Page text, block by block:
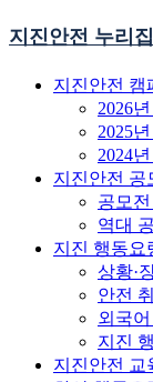
지진안전 누리집
지진안전 캠
2026
2025
2024
지진안전 공
공모전
역대
지진 행동요
상황·
안전
외국
지진
지진안전 교